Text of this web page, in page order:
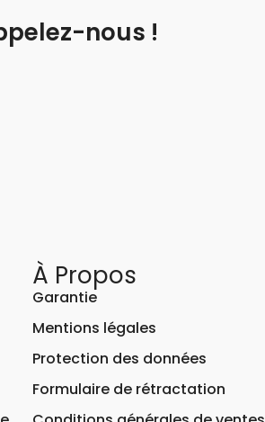
nous !
À Propos
Garantie
Mentions légales
Protection des données
Formulaire de rétractation